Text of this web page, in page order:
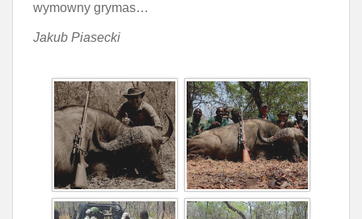
wymowny grymas…
Jakub Piasecki